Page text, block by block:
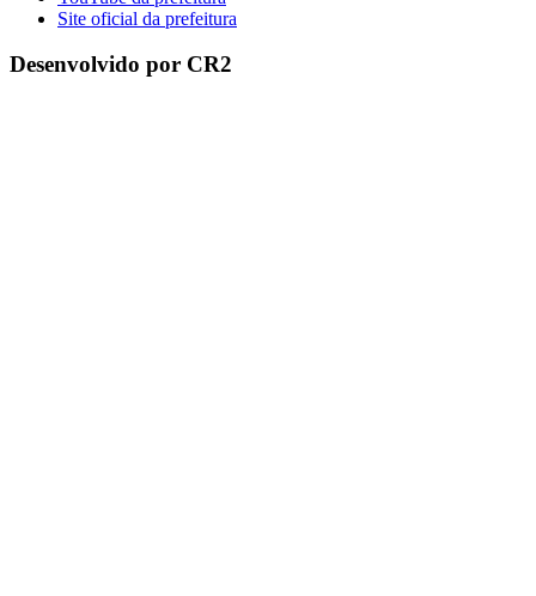
Site oficial da prefeitura
Desenvolvido por CR2